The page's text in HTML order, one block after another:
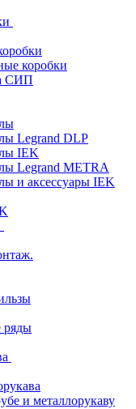
коробки
СИП
Legrand DLP
IEK
Legrand METRA
и аксессуары IEK
и металлорукаву